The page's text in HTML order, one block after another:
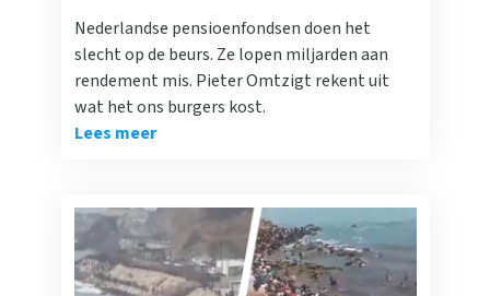
Nederlandse pensioenfondsen doen het
slecht op de beurs. Ze lopen miljarden aan
rendement mis. Pieter Omtzigt rekent uit
wat het ons burgers kost.
Lees meer